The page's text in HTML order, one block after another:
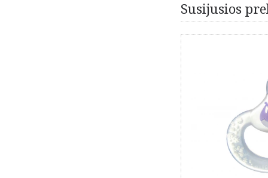
Susijusios